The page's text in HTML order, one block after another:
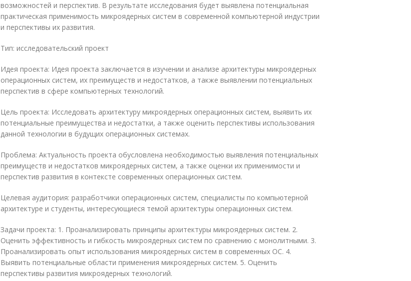
возможностей и перспектив. В результате исследования будет выявлена потенциальная
практическая применимость микроядерных систем в современной компьютерной индустрии
и перспективы их развития.
Тип: исследовательский проект
Идея проекта: Идея проекта заключается в изучении и анализе архитектуры микроядерных
операционных систем, их преимуществ и недостатков, а также выявлении потенциальных
перспектив в сфере компьютерных технологий.
Цель проекта: Исследовать архитектуру микроядерных операционных систем, выявить их
потенциальные преимущества и недостатки, а также оценить перспективы использования
данной технологии в будущих операционных системах.
Проблема: Актуальность проекта обусловлена необходимостью выявления потенциальных
преимуществ и недостатков микроядерных систем, а также оценки их применимости и
перспектив развития в контексте современных операционных систем.
Целевая аудитория: разработчики операционных систем, специалисты по компьютерной
архитектуре и студенты, интересующиеся темой архитектуры операционных систем.
Задачи проекта: 1. Проанализировать принципы архитектуры микроядерных систем. 2.
Оценить эффективность и гибкость микроядерных систем по сравнению с монолитными. 3.
Проанализировать опыт использования микроядерных систем в современных ОС. 4.
Выявить потенциальные области применения микроядерных систем. 5. Оценить
перспективы развития микроядерных технологий.